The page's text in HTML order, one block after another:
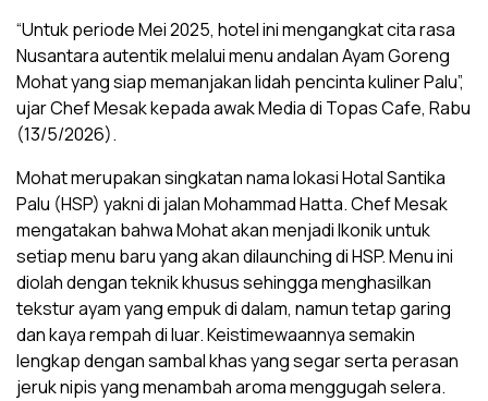
“Untuk periode Mei 2025, hotel ini mengangkat cita rasa
Nusantara autentik melalui menu andalan Ayam Goreng
Mohat yang siap memanjakan lidah pencinta kuliner Palu”,
ujar Chef Mesak kepada awak Media di Topas Cafe, Rabu
(13/5/2026).
Mohat merupakan singkatan nama lokasi Hotal Santika
Palu (HSP) yakni di jalan Mohammad Hatta. Chef Mesak
mengatakan bahwa Mohat akan menjadi Ikonik untuk
setiap menu baru yang akan dilaunching di HSP. Menu ini
diolah dengan teknik khusus sehingga menghasilkan
tekstur ayam yang empuk di dalam, namun tetap garing
dan kaya rempah di luar. Keistimewaannya semakin
lengkap dengan sambal khas yang segar serta perasan
jeruk nipis yang menambah aroma menggugah selera.